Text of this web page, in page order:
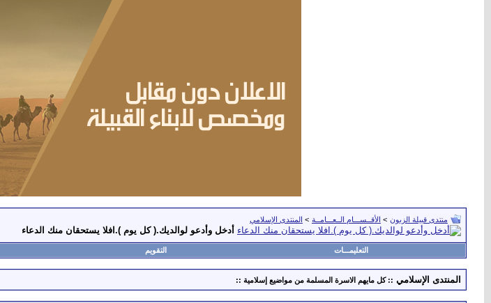
منتدى قبيلة الزبون > الأقــســـام الــعـــامــة > المنتدى الإسلامي
أدخل وأدعو لوالديك.( كل يوم ).افلا يستحقان منك الدعاء
التعليمـــات التقويم
المنتدى الإسلامي :: كل مايهم الاسرة المسلمة من مواضيع إسلامية ::